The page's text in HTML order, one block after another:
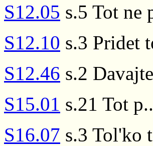
S12.05 s.5 Tot ne
S12.10 s.3 Pridet
S12.46 s.2
S15.01 s.21 Tot
S16.07 s.3 Tol'ko